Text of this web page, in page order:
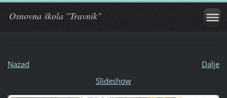
Osnovna škola "Travnik"
Nazad
Dalje
Slideshow